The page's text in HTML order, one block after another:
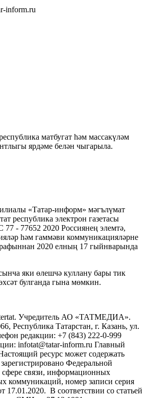
inform.ru
матбугат һәм массакүләм
ярдәме белән чыгарыла.
«Татар-информ» мәгълүмат
республика электрон газетасы
- 77652 2020 Россиянең элемтә,
һәм гаммәви коммуникацияләрне
2020 елның 17 гыйнварында
яки өлешчә куллану бары тик
булганда гына мөмкин.
Учредитель АО «ТАТМЕДИА».
Республика Татарстан, г. Казань, ул.
редакции: +7 (843) 222-0-999
infotat@tatar-inform.ru Главный
ресурс может содержать
Федеральной
связи, информационных
коммуникаций, номер записи серия
В соответствии со статьей